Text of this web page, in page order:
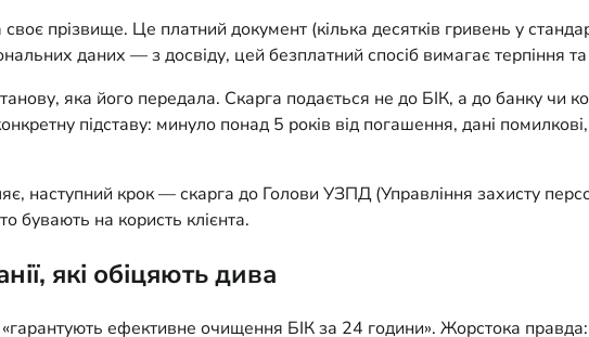
прізвище. Це платний документ (кілька десятків гривень у
даних — з досвіду, цей безплатний спосіб вимагає терпіння
яка його передала. Скарга подається не до БІК, а до банку чи
підставу: минуло понад 5 років від погашення, дані
наступний крок — скарга до Голови УЗПД (Управління захисту
бувають на користь клієнта.
які обіцяють дива
ефективне очищення БІК за 24 години». Жорстока